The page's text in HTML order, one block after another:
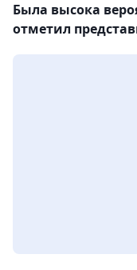
Была высока
отметил